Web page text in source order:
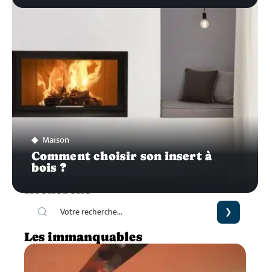
Maison
Comment choisir son insert à
bois ?
Les immanquables